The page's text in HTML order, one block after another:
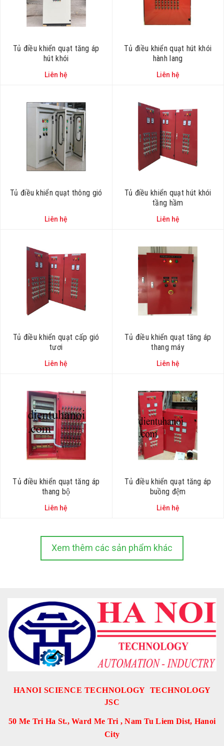
Tủ điều khiển quạt tăng áp
hút khói
Liên hệ
Tủ điều khiển quạt hút khói
hành lang
Liên hệ
Tủ điều khiển quạt thông gió
Liên hệ
Tủ điều khiển quạt hút khói
tầng hầm
Liên hệ
Tủ điều khiển quạt cấp gió
tươi
Liên hệ
Tủ điều khiển quạt tăng áp
thang máy
Liên hệ
Tủ điều khiển quạt tăng áp
thang bộ
Liên hệ
Tủ điều khiển quạt tăng áp
buồng đệm
Liên hệ
Xem thêm các sản phẩm khác
HANOI SCIENCE TECHNOLOGY TECHNOLOGY
JSC
50 Me Tri Ha St., Ward Me Tri , Nam Tu Liem Dist, Hanoi
City